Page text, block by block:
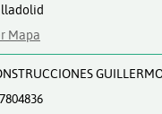
Mapa